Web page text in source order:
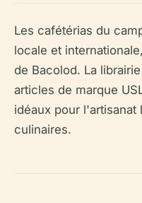
Les cafétérias du
locale et
de Bacolod. La
articles de marque
idéaux pour
culinaires.